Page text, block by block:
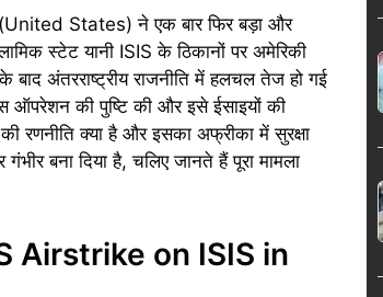
States) ने एक बार फिर बड़ा और
स्टेट यानी ISIS के ठिकानों पर अमेरिकी
बाद अंतरराष्ट्रीय राजनीति में हलचल तेज हो गई
ऑपरेशन की पुष्टि की और इसे ईसाइयों की
रणनीति क्या है और इसका अफ्रीका में सुरक्षा
बना दिया है, चलिए जानते हैं पूरा मामला
Airstrike on ISIS in